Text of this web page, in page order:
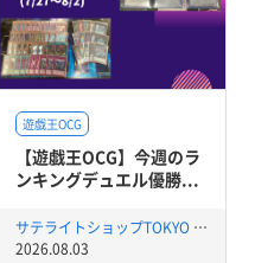
遊戯王OCG
【遊戯王OCG】今週のラ
ンキングデュエル優勝...
サテライトショップTOKYO 秋葉原店
2026.08.03